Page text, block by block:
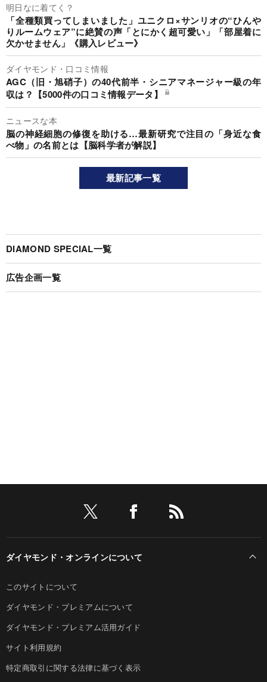
明日なに着てく？
「全種類買ってしまいました」ユニクロ×サンリオの“ひんや
りルームウェア”に絶賛の声「とにかく超可愛い」「部屋着に
欠かせません」《購入レビュー》
ダイヤモンド・口コミ情報
AGC（旧・旭硝子）の40代前半・シニアマネージャー級の年
収は？【5000件の口コミ情報データ】
ニュースな本
脳の神経細胞の修復を助ける…最新研究で注目の「身近な食
べ物」の名前とは【脳科学者が解説】
最新記事一覧
DIAMOND SPECIAL一覧
広告企画一覧
ダイヤモンド・オンラインについて
このサイトについて
ダイヤモンド・プレミアムについて
ダイヤモンド・プレミアム活用ガイド
サイト利用規約
特定商取引に関する法律に基づく表示